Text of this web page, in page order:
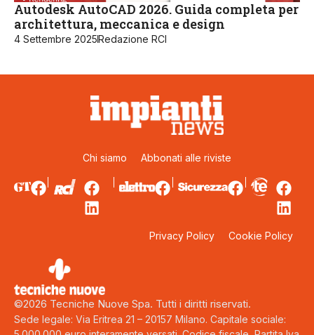
Autodesk AutoCAD 2026. Guida completa per
architettura, meccanica e design
4 Settembre 2025Redazione RCI
Chi siamo Abbonati alle riviste
Privacy Policy Cookie Policy
©2026 Tecniche Nuove Spa. Tutti i diritti riservati.
Sede legale: Via Eritrea 21 – 20157 Milano. Capitale sociale: